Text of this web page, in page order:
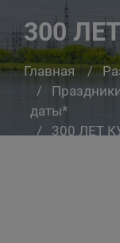
300
Главная
даты*
300 ЛЕТ